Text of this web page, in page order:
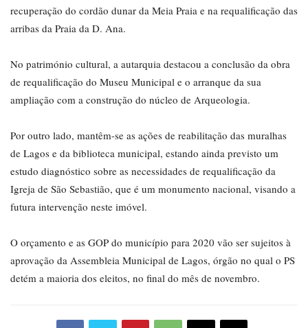
recuperação do cordão dunar da Meia Praia e na requalificação das
arribas da Praia da D. Ana.
No património cultural, a autarquia destacou a conclusão da obra
de requalificação do Museu Municipal e o arranque da sua
ampliação com a construção do núcleo de Arqueologia.
Por outro lado, mantêm-se as ações de reabilitação das muralhas
de Lagos e da biblioteca municipal, estando ainda previsto um
estudo diagnóstico sobre as necessidades de requalificação da
Igreja de São Sebastião, que é um monumento nacional, visando a
futura intervenção neste imóvel.
O orçamento e as GOP do município para 2020 vão ser sujeitos à
aprovação da Assembleia Municipal de Lagos, órgão no qual o PS
detém a maioria dos eleitos, no final do mês de novembro.